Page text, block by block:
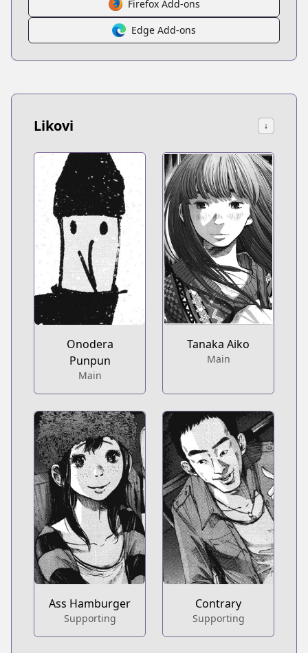
Firefox Add-ons
Edge Add-ons
Likovi ↓
Onodera
Punpun
Main
Tanaka Aiko
Main
Ass Hamburger
Supporting
Contrary
Supporting